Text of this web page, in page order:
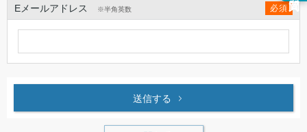
Eメールアドレス ※半角英数 必須
送信する